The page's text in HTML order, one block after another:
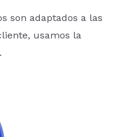
son adaptados a las
usamos la